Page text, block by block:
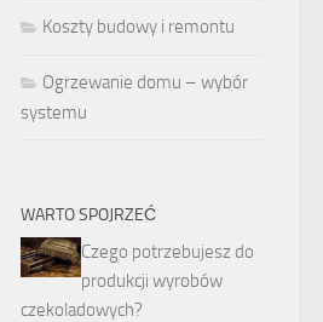
Koszty budowy i remontu
Ogrzewanie domu – wybór
systemu
WARTO SPOJRZEĆ
Czego potrzebujesz do
produkcji wyrobów
czekoladowych?